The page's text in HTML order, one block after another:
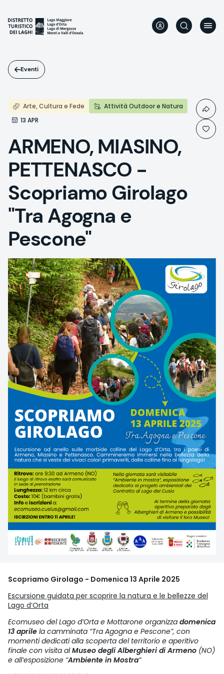
contenuto
principale
Eventi
Arte, Cultura e Fede
Attività Outdoor e Natura
13 APR
ARMENO, MIASINO,
PETTENASCO -
Scopriamo Girolago
"Tra Agogna e
Pescone"
Scopriamo Girolago - Domenica 13 Aprile 2025
Escursione guidata per scoprire la natura e le bellezze del
Lago d’Orta
Ecomuseo del Lago d’Orta e Mottarone organizza domenica
13 aprile la camminata “Tra Agogna e Pescone”, con
momenti dedicati alla scoperta del territorio e aperitivo
finale con visita alMuseo degli Alberghieri di Armeno (NO)
e all’esposizione “Ambiente in Mostra”